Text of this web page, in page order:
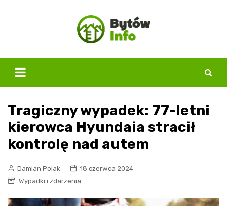
Tragiczny wypadek: 77-letni
kierowca Hyundaia stracił
kontrolę nad autem
Damian Polak
18 czerwca 2024
Wypadki i zdarzenia